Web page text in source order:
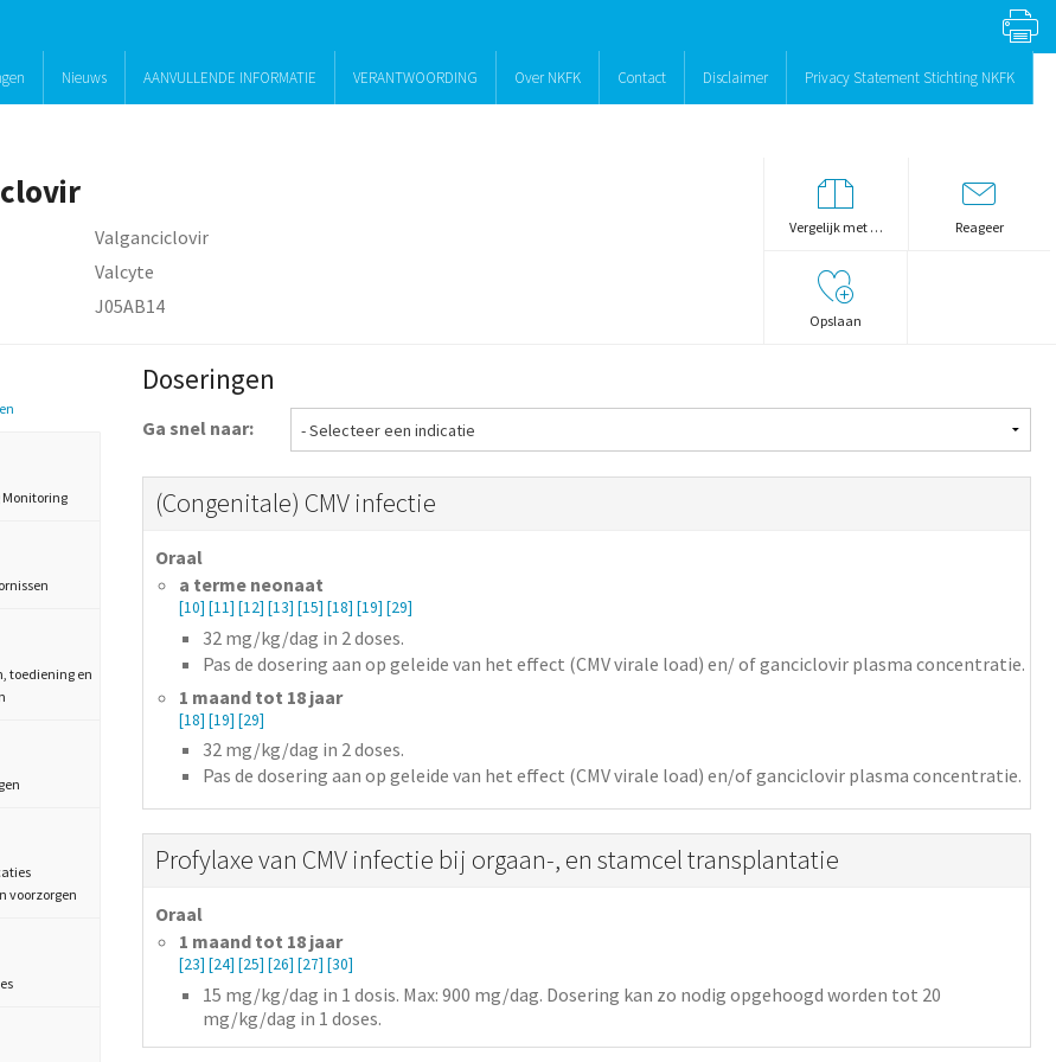
Nieuws AANVULLENDE INFORMATIE VERANTWOORDING Over NKFK Contact Disclaimer Privacy Statement Stichting NKFK
Valganciclovir
Valcyte
J05AB14
Vergelijk met … Reageer
Opslaan
toediening en
voorzorgen
Doseringen
Ga snel naar:
(Congenitale) CMV infectie
Oraal
a terme neonaat
[10] [11] [12] [13] [15] [18] [19] [29]
32 mg/kg/dag in 2 doses.
Pas de dosering aan op geleide van het effect (CMV virale load) en/ of ganciclovir plasma concentratie.
1 maand tot 18 jaar
[18] [19] [29]
32 mg/kg/dag in 2 doses.
Pas de dosering aan op geleide van het effect (CMV virale load) en/of ganciclovir plasma concentratie.
Profylaxe van CMV infectie bij orgaan-, en stamcel transplantatie
Oraal
1 maand tot 18 jaar
[23] [24] [25] [26] [27] [30]
15 mg/kg/dag in 1 dosis. Max: 900 mg/dag. Dosering kan zo nodig opgehoogd worden tot 20
mg/kg/dag in 1 doses.